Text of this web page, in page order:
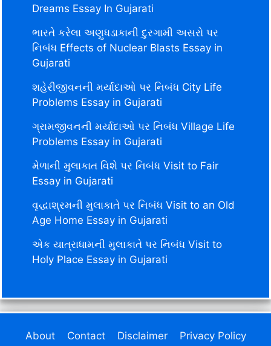
Dreams Essay In Gujarati
ભારતે કરેલા અણુધડાકાની દુરગામી અસરો પર
નિબંધ Effects of Nuclear Blasts Essay in
Gujarati
શહેરીજીવનની મર્યાદાઓ પર નિબંધ City Life
Problems Essay in Gujarati
ગ્રામજીવનની મર્યાદાઓ પર નિબંધ Village Life
Problems Essay in Gujarati
મેળાની મુલાકાત વિશે પર નિબંધ Visit to Fair
Essay in Gujarati
વૃદ્ધાશ્રમની મુલાકાતે પર નિબંધ Visit to an Old
Age Home Essay in Gujarati
એક યાત્રાધામની મુલાકાતે પર નિબંધ Visit to
Holy Place Essay in Gujarati
About Contact Disclaimer Privacy Policy